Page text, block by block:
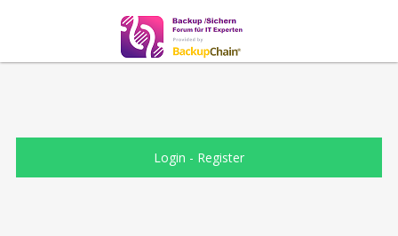
Login - Register